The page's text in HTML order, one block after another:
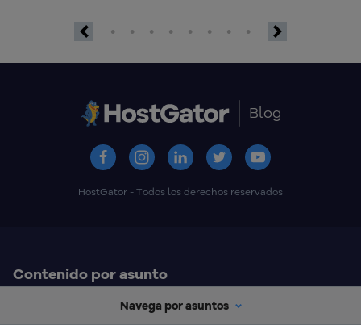
Navega por asuntos
Blog
HostGator - Todos los derechos reservados
Contenido por asunto